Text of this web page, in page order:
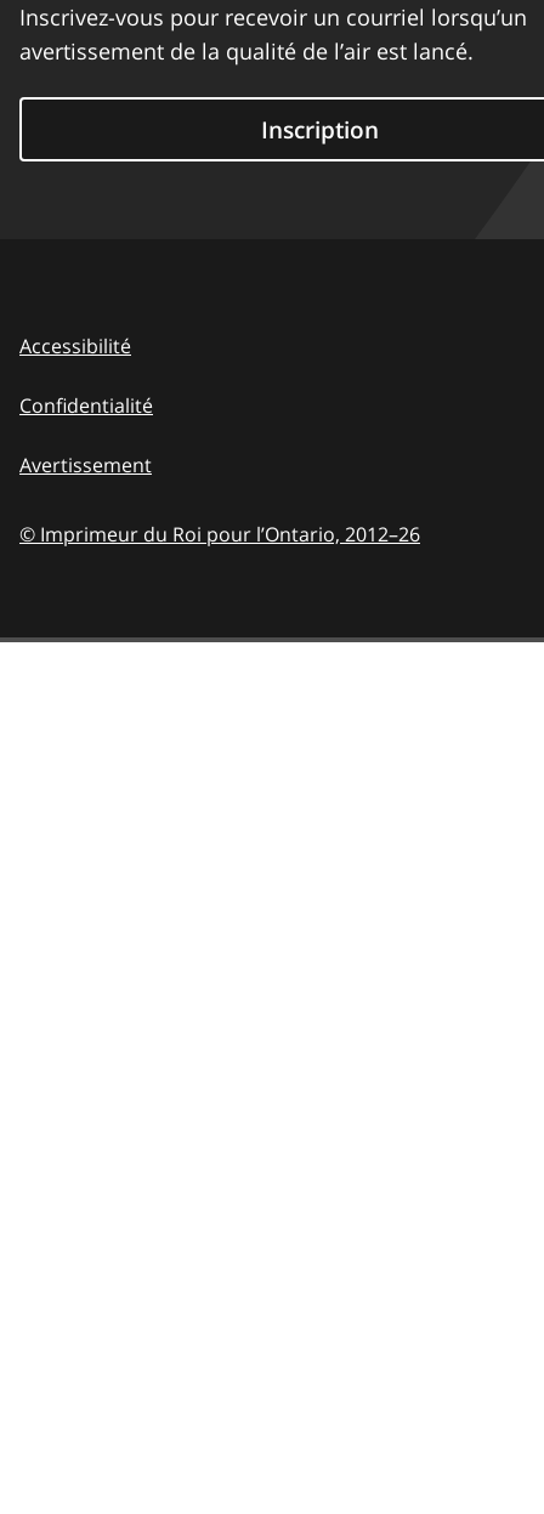
Inscrivez-vous pour recevoir un courriel lorsqu’un
avertissement de la qualité de l’air est lancé.
Inscription
Accessibilité
Confidentialité
Avertissement
© Imprimeur du Roi pour l’Ontario, 2012–26